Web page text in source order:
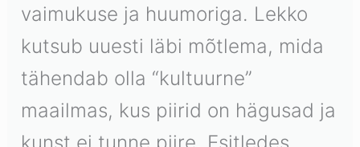
vaimukuse ja huumoriga. Lekko
kutsub uuesti läbi mõtlema, mida
tähendab olla “kultuurne”
maailmas, kus piirid on hägusad ja
kunst ei tunne piire. Esitledes